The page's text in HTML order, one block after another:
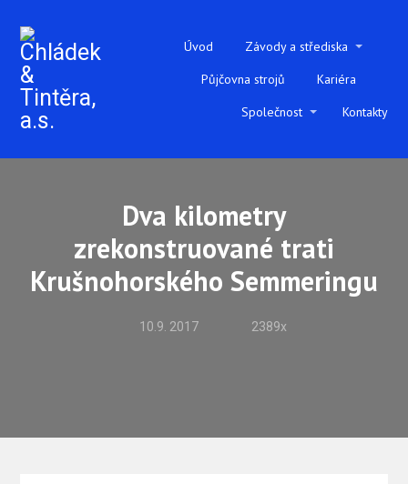
Úvod
Závody a střediska
Půjčovna strojů
Kariéra
Společnost
Kontakty
Dva kilometry
zrekonstruované trati
Krušnohorského Semmeringu
10.9. 2017 2389x